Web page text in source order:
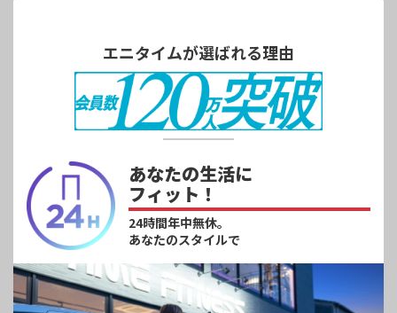
エニタイムが選ばれる理由
あなたの生活に
フィット！
24時間年中無休。
あなたのスタイルで